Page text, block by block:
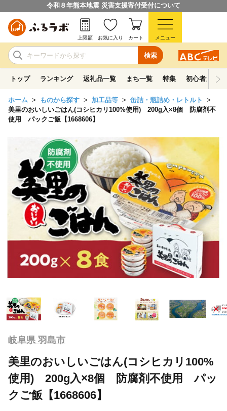
令和８年熊本地震 災害支援寄付受付について
検索
上限額 お気に入り カート メニュー
トップ ランキング 返礼品一覧 まち一覧 特集 初心者ガイド
ホーム ものから探す 加工品等
缶詰・瓶詰め・レトルト
美里のおいしいごはん(コシヒカリ100%使用) 200g入×8個 防腐剤不
使用 パックご飯【1668606】
岐阜県 羽島市
美里のおいしいごはん(コシヒカリ100%
使用) 200g入×8個 防腐剤不使用 パッ
クご飯【1668606】